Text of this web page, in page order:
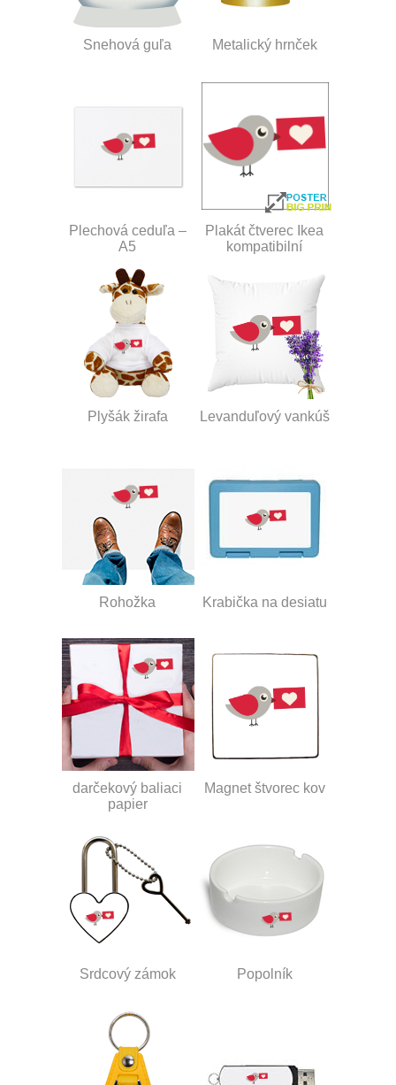
Snehová guľa Metalický hrnček
Plechová ceduľa –
A5
Plakát čtverec Ikea
kompatibilní
Plyšák žirafa Levanduľový vankúš
Rohožka Krabička na desiatu
darčekový baliaci
papier
Magnet štvorec kov
Srdcový zámok Popolník